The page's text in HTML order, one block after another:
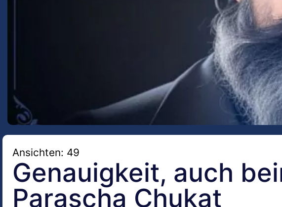
Ansichten: 49
Genauigkeit, auch
Parascha Chukat